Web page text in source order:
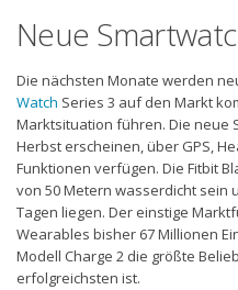
Neue
Die nächsten Monate werden
Watch Series 3 auf den Markt
Marktsituation führen. Die neue
Herbst erscheinen, über GPS,
Funktionen verfügen. Die Fitbit
von 50 Metern wasserdicht sein
Tagen liegen. Der einstige
Wearables bisher 67 Millionen
Modell Charge 2 die größte
erfolgreichsten ist.